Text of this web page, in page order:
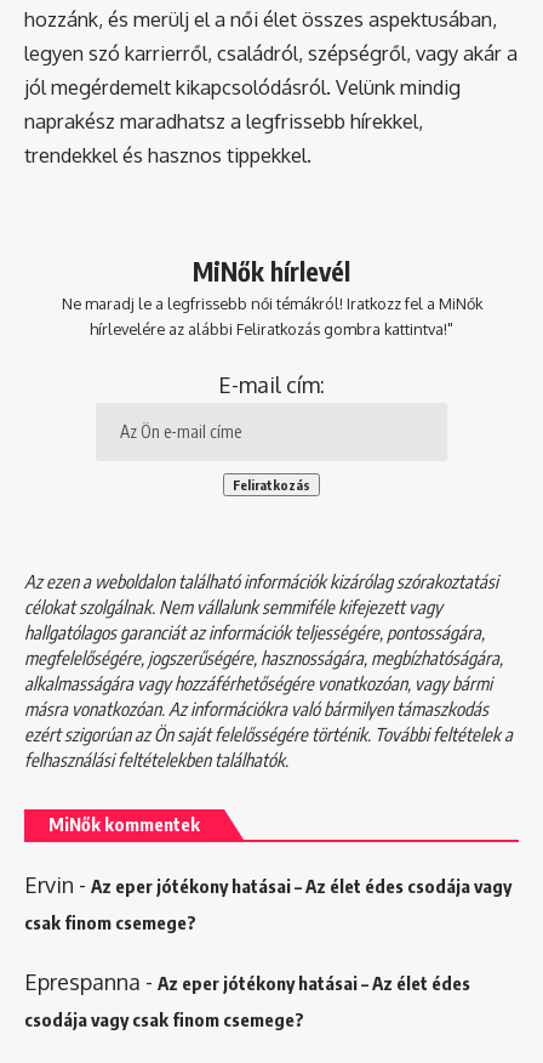
hozzánk, és merülj el a női élet összes aspektusában,
legyen szó karrierről, családról, szépségről, vagy akár a
jól megérdemelt kikapcsolódásról. Velünk mindig
naprakész maradhatsz a legfrissebb hírekkel,
trendekkel és hasznos tippekkel.
MiNők hírlevél
Ne maradj le a legfrissebb női témákról! Iratkozz fel a MiNők
hírlevelére az alábbi Feliratkozás gombra kattintva!"
E-mail cím:
Az ezen a weboldalon található információk kizárólag szórakoztatási
célokat szolgálnak. Nem vállalunk semmiféle kifejezett vagy
hallgatólagos garanciát az információk teljességére, pontosságára,
megfelelőségére, jogszerűségére, hasznosságára, megbízhatóságára,
alkalmasságára vagy hozzáférhetőségére vonatkozóan, vagy bármi
másra vonatkozóan. Az információkra való bármilyen támaszkodás
ezért szigorúan az Ön saját felelősségére történik. További feltételek a
felhasználási feltételekbentalálhatók.
MiNők kommentek
Ervin - Az eper jótékony hatásai – Az élet édes csodája vagy
csak finom csemege?
Eprespanna - Az eper jótékony hatásai – Az élet édes
csodája vagy csak finom csemege?